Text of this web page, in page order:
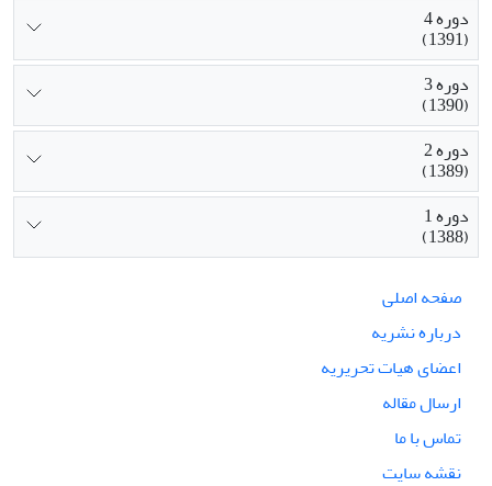
دوره 4
(1391)
دوره 3
(1390)
دوره 2
(1389)
دوره 1
(1388)
صفحه اصلی
درباره نشریه
اعضای هیات تحریریه
ارسال مقاله
تماس با ما
نقشه سایت